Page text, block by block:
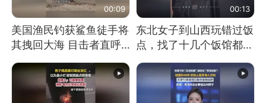
00:09
美国渔民钓获鲨鱼徒手将
其拽回大海 目击者直呼
消息）
00:13
东北女子到山西玩错过饭
点，找了十几个饭馆都没